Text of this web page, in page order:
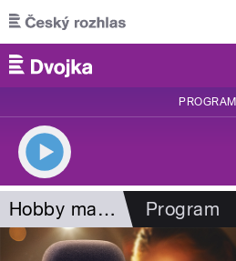
Přejít k hlavnímu obsahu
PROGRAM
Hobby magazín Program